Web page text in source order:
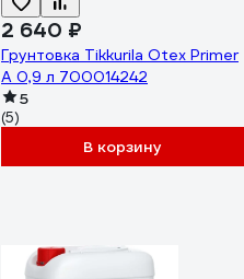
2 640 ₽
Грунтовка Tikkurila Otex Primer
А 0,9 л 700014242
5
(5)
В корзину